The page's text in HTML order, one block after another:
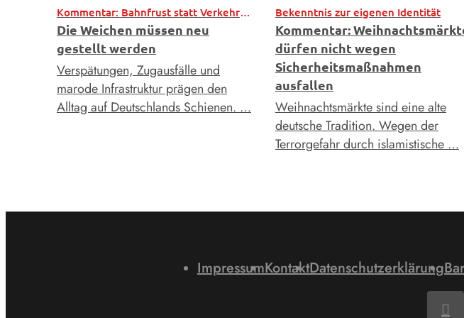
Kommentar: Bahnfrust statt Verkehrswende
Die Weichen müssen neu
gestellt werden
Verspätungen, Zugausfälle und
marode Infrastruktur prägen den
Alltag auf Deutschlands Schienen. …
Bekenntnis zur eigenen Identität
Kommentar:
dürfen nicht wegen
Sicherheitsmaßnahmen
ausfallen
Weihnachtsmärkte sind eine alte
deutsche Tradition. Wegen der
Terrorgefahr durch islamistische …
ImpressumKontaktDatenschutzerklärung